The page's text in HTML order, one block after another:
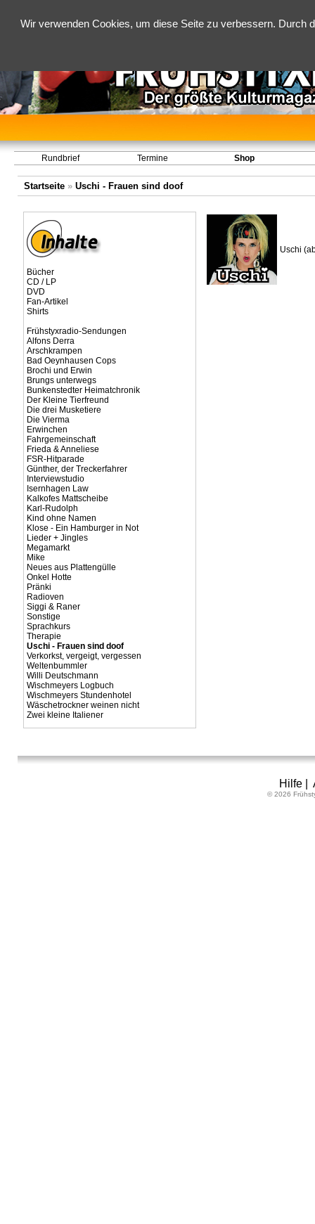
Wir verwenden Cookies, um diese Seite zu verbessern.
Rundbrief Termine Shop
Startseite» Uschi - Frauen sind doof
Bücher
CD / LP
DVD
Fan-Artikel
Shirts
Frühstyxradio-Sendungen
Alfons Derra
Arschkrampen
Bad Oeynhausen Cops
Brochi und Erwin
Brungs unterwegs
Bunkenstedter Heimatchronik
Der Kleine Tierfreund
Die drei Musketiere
Die Vierma
Erwinchen
Fahrgemeinschaft
Frieda & Anneliese
FSR-Hitparade
Günther, der Treckerfahrer
Interviewstudio
Isernhagen Law
Kalkofes Mattscheibe
Karl-Rudolph
Kind ohne Namen
Klose - Ein Hamburger in Not
Lieder + Jingles
Megamarkt
Mike
Neues aus Plattengülle
Onkel Hotte
Pränki
Radioven
Siggi & Raner
Sonstige
Sprachkurs
Therapie
Uschi - Frauen sind doof
Verkorkst, vergeigt, vergessen
Weltenbummler
Willi Deutschmann
Wischmeyers Logbuch
Wischmeyers Stundenhotel
Wäschetrockner weinen nicht
Zwei kleine Italiener
Uschi
Hilfe|
© 2026